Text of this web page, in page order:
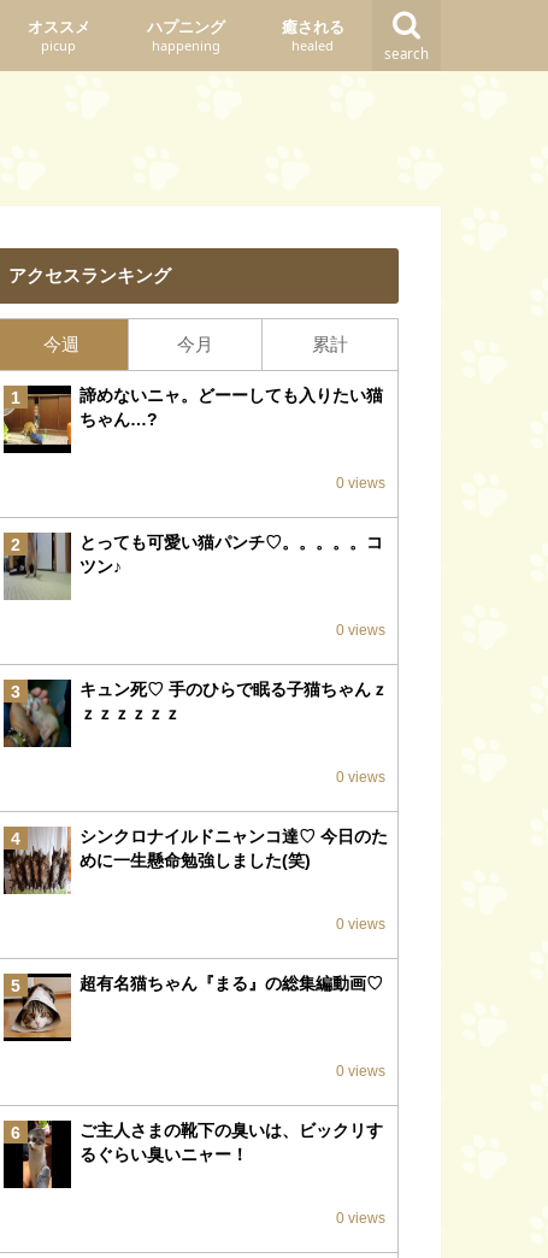
search
オススメ
picup
ハプニング
happening
癒される
healed
アクセスランキング
今週 今月 累計
1
諦めないニャ。どーーしても入りたい猫
ちゃん…?
0 views
2
とっても可愛い猫パンチ♡。。。。。コ
ツン♪
0 views
3
キュン死♡ 手のひらで眠る子猫ちゃんｚ
ｚｚｚｚｚｚ
0 views
4
シンクロナイルドニャンコ達♡ 今日のた
めに一生懸命勉強しました(笑)
0 views
5 超有名猫ちゃん『まる』の総集編動画♡
0 views
6
ご主人さまの靴下の臭いは、ビックリす
るぐらい臭いニャー！
0 views